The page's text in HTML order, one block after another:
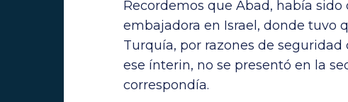
Recordemos que Abad, había
embajadora en Israel, donde tuvo
Turquía, por razones de
ese ínterin, no se presentó en la
correspondía.